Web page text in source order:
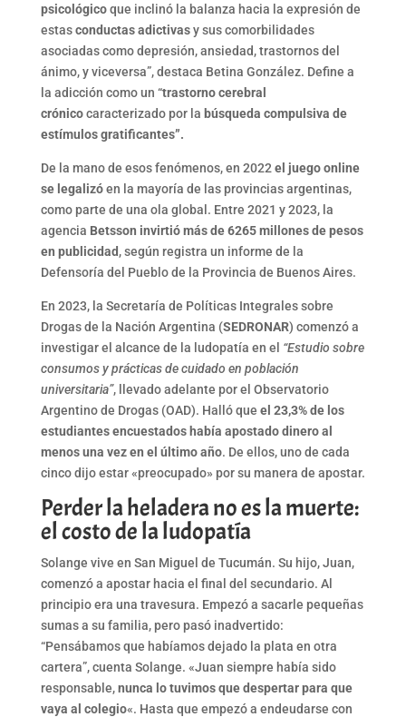
psicológicoque inclinó la balanza hacia la expresión de
estasconductas adictivasy sus comorbilidades
asociadas como depresión, ansiedad, trastornos del
ánimo, y viceversa”, destaca Betina González. Define a
la adicción como un “trastorno cerebral
crónicocaracterizado por la búsqueda compulsiva de
estímulos gratificantes”.
De la mano de esos fenómenos, en 2022 el juego online
se legalizóen la mayoría de las provincias argentinas,
como parte de una ola global. Entre 2021 y 2023, la
agencia Betsson invirtió más de 6265 millones de pesos
en publicidad , según registra un informe de la
Defensoría del Pueblo de la Provincia de Buenos Aires.
En 2023, la Secretaría de Políticas Integrales sobre
Drogas de la Nación Argentina (SEDRONAR) comenzó a
investigar el alcance de la ludopatía en el “Estudio sobre
consumos y prácticas de cuidado en población
universitaria”, llevado adelante por el Observatorio
Argentino de Drogas (OAD). Halló que el 23,3% de los
estudiantes encuestados había apostado dinero al
menos una vez en el último año. De ellos, uno de cada
cinco dijo estar «preocupado» por su manera de apostar.
Perder la heladera no es la muerte:
el costo de la ludopatía
Solange vive en San Miguel de Tucumán. Su hijo, Juan,
comenzó a apostar hacia el final del secundario. Al
principio era una travesura. Empezó a sacarle pequeñas
sumas a su familia, pero pasó inadvertido:
“Pensábamos que habíamos dejado la plata en otra
cartera”, cuenta Solange. «Juan siempre había sido
responsable,nunca lo tuvimos que despertar para que
vaya al colegio«. Hasta que empezó a endeudarse con